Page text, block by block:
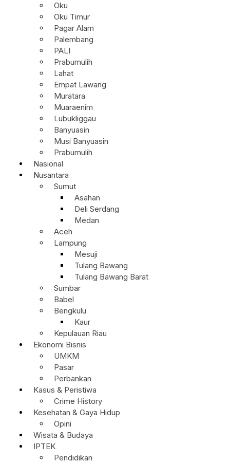
Oku
Oku Timur
Pagar Alam
Palembang
PALI
Prabumulih
Lahat
Empat Lawang
Muratara
Muaraenim
Lubukliggau
Banyuasin
Musi Banyuasin
Prabumulih
Nasional
Nusantara
Sumut
Asahan
Deli Serdang
Medan
Aceh
Lampung
Mesuji
Tulang Bawang
Tulang Bawang Barat
Sumbar
Babel
Bengkulu
Kaur
Kepulauan Riau
Ekonomi Bisnis
UMKM
Pasar
Perbankan
Kasus & Peristiwa
Crime History
Kesehatan & Gaya Hidup
Opini
Wisata & Budaya
IPTEK
Pendidikan